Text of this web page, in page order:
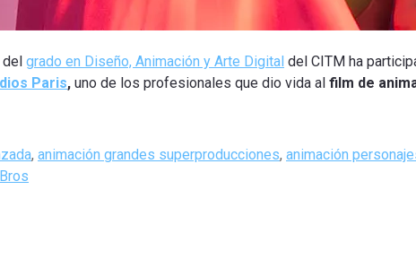
del grado en Diseño, Animación y Arte Digital del CITM ha
Paris, uno de los profesionales que dio vida al film de
, animación grandes superproducciones, animación